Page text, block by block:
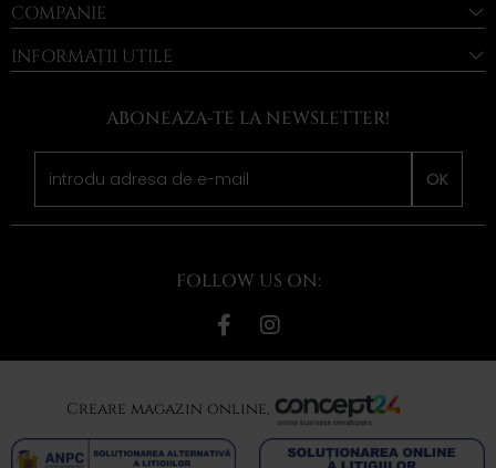
COMPANIE
INFORMAȚII UTILE
ABONEAZA-TE LA NEWSLETTER!
OK
FOLLOW US ON:
Creare magazin online,